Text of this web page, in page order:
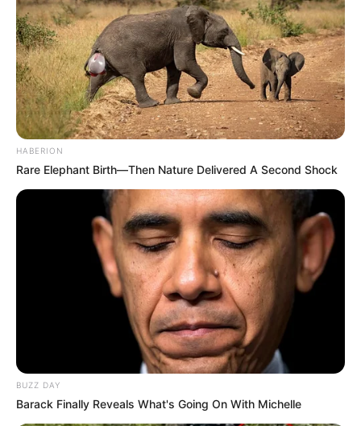
HABERION
Rare Elephant Birth—Then Nature Delivered A Second Shock
BUZZ DAY
Barack Finally Reveals What's Going On With Michelle